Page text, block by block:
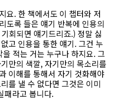
요. 한 책에서도 이 챕터와 저
도록 들은 얘기 반복에 인용의
회되면 얘기드리죠.) 정말 싫
고 인용을 통한 얘기. 그건 누
적는 거는 누구나 하지요. 그
만의 색깔, 자기만의 목소리를
이해를 통해서 자기 것화해야
를 낼 수 없다면 그것은 이미
패라고 봅니다.